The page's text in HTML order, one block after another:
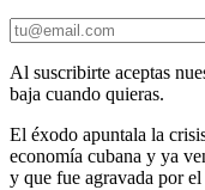
Al suscribirte aceptas
baja cuando quieras.
El éxodo apuntala la
economía cubana y ya
y que fue agravada por